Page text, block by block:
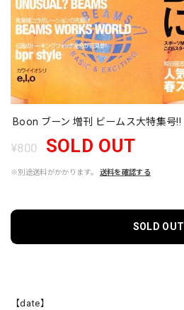
Boon ブーン 増刊 ビームス大特集号!!
¥800 SOLD OUT
※別途送料がかかります。 送料を確認する
SOLD OUT
【date】